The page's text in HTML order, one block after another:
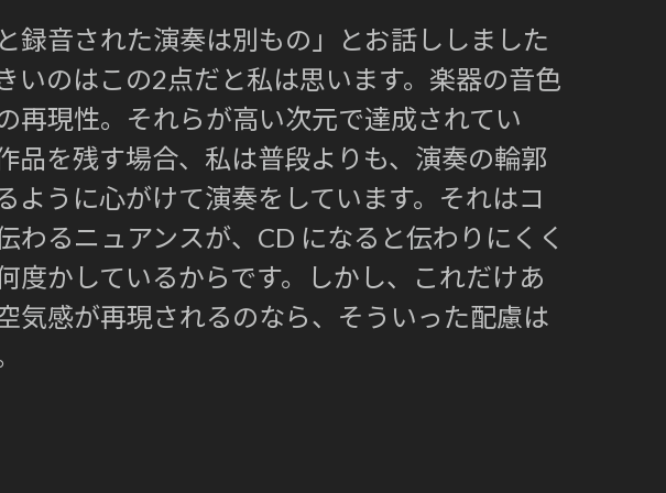
録音された演奏は別もの」とお話ししました
いのはこの2点だと私は思います。楽器の音色
再現性。それらが高い次元で達成されてい
品を残す場合、私は普段よりも、演奏の輪郭
ように心がけて演奏をしています。それはコ
わるニュアンスが、CD になると伝わりにくく
度かしているからです。しかし、これだけあ
気感が再現されるのなら、そういった配慮は